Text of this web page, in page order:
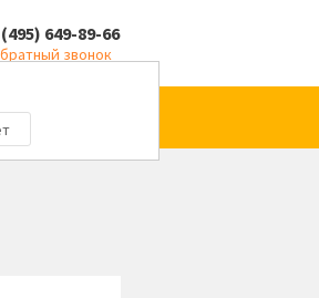
649-89-66
звонок